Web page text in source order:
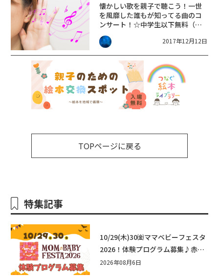
懐かしい歌を親子で聴こう！一世
を風靡した誰もが知ってる曲のコ
ンサート！☆中学生以下無料（未
就学児は親子室鑑賞）
2017年12月12日
TOPページに戻る
特集記事
10/29(木)30㈮ママベビーフェスタ
2026！体験プログラム募集♪赤ち
ゃん向けイベントに出演しません
2026年08月6日